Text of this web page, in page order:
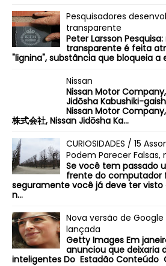
Pesquisadores
transparente
Peter Larsson
transparente é feita
"lignina", substância que bloqueia a
Nissan
Nissan Motor
Jidōsha Kabushiki-
Nissan Motor
株式会社, Nissan Jidōsha Ka...
CURIOSIDADES / 15
Podem Parecer Falsas,
Se você tem passado
frente do computador
seguramente você já deve ter visto
n...
Nova versão de
lançada
Getty Images Em
anunciou que deixaria
inteligentes Do Estadão Conteúdo